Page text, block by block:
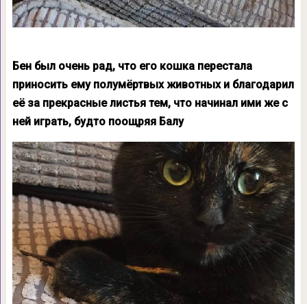
Бен был очень рад, что его кошка перестала
приносить ему полумёртвых животных и благодарил
её за прекрасные листья тем, что начинал ими же с
ней играть, будто поощряя Балу